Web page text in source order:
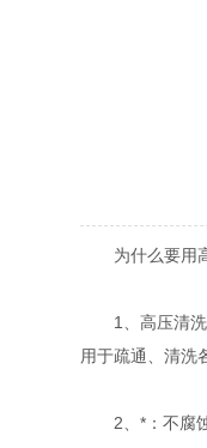
为什么要用高
1、高压清洗疏
用于疏通、清洗
2、*：不腐蚀